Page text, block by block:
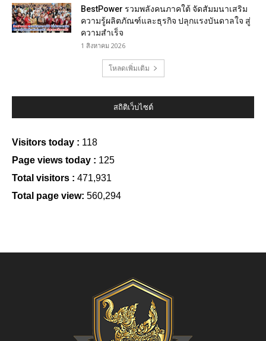
BestPower รวมพลังคนภาคใต้ จัดสัมมนาเสริม
ความรู้ผลิตภัณฑ์และธุรกิจ ปลุกแรงบันดาลใจ สู่
ความสำเร็จ
1 สิงหาคม 2026
โหลดเพิ่มเติม
สถิติเว็บไซต์
Visitors today : 118
Page views today : 125
Total visitors : 471,931
Total page view: 560,294